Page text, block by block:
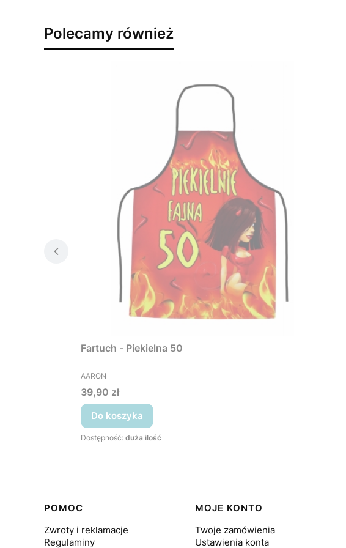
Polecamy również
Fartuch - Piekielna 50
PRODUCENT
AARON
Cena
39,90 zł
Do koszyka
Dostępność: duża ilość
Linki w stopce
POMOC
Zwroty i reklamacje
Regulaminy
MOJE KONTO
Twoje zamówienia
Ustawienia konta